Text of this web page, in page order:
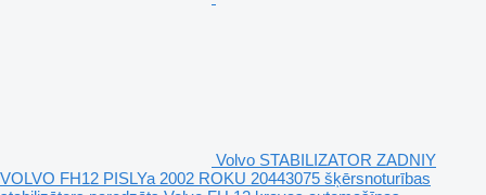
Volvo STABILIZATOR ZADNIY
VOLVO FH12 PISLYa 2002 ROKU 20443075 šķērsnoturības